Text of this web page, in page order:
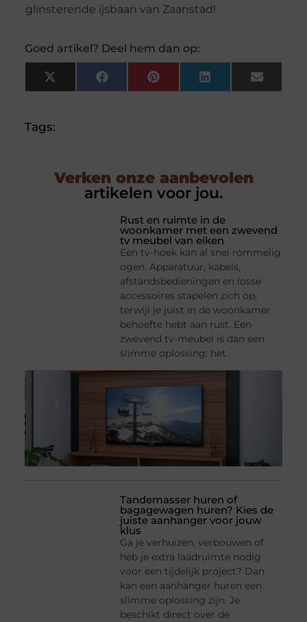
glinsterende ijsbaan van Zaanstad!
Goed artikel? Deel hem dan op:
X
(Twitter)
FacebookPinterestLinkedInEmail
Tags:
Verken onze aanbevolen
artikelen voor jou.
Rust en ruimte in de
woonkamer met een zwevend
tv meubel van eiken
Een tv-hoek kan al snel rommelig
ogen. Apparatuur, kabels,
afstandsbedieningen en losse
accessoires stapelen zich op,
terwijl je juist in de woonkamer
behoefte hebt aan rust. Een
zwevend tv-meubel is dan een
slimme oplossing: het
Tandemasser huren of
bagagewagen huren? Kies de
juiste aanhanger voor jouw
klus
Ga je verhuizen, verbouwen of
heb je extra laadruimte nodig
voor een tijdelijk project? Dan
kan een aanhanger huren een
slimme oplossing zijn. Je
beschikt direct over de